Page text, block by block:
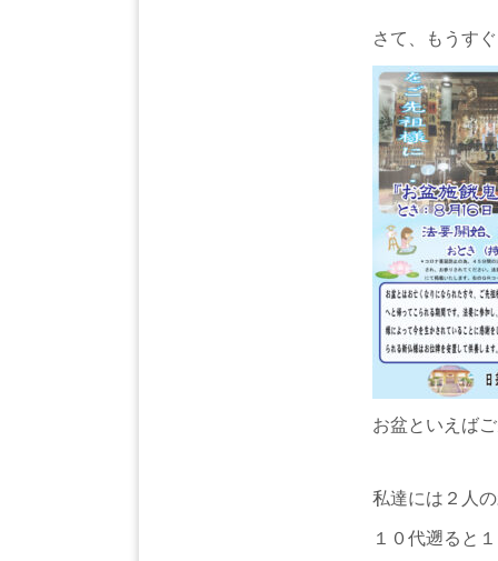
さて、もうす
お盆といえば
私達には２人
１０代遡ると